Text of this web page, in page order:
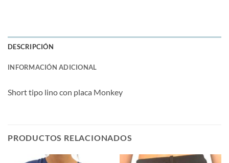
DESCRIPCIÓN
INFORMACIÓN ADICIONAL
Short tipo lino con placa Monkey
PRODUCTOS RELACIONADOS